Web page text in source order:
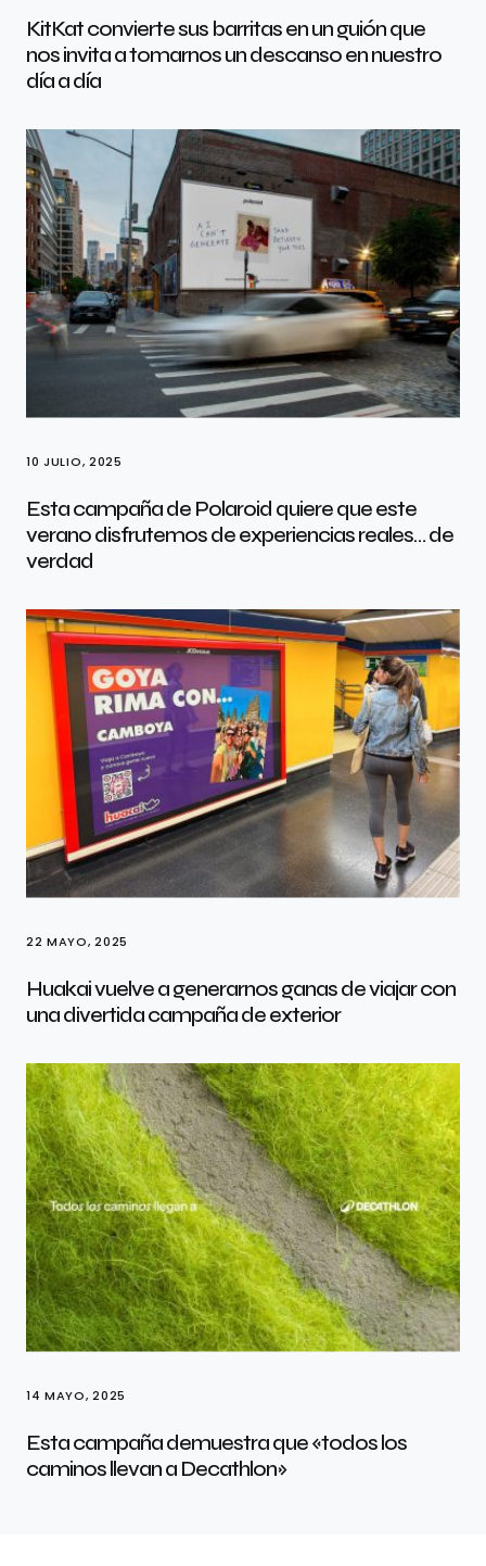
KitKat convierte sus barritas en un guión que
nos invita a tomarnos un descanso en nuestro
día a día
10 JULIO, 2025
Esta campaña de Polaroid quiere que este
verano disfrutemos de experiencias reales… de
verdad
22 MAYO, 2025
Huakai vuelve a generarnos ganas de viajar con
una divertida campaña de exterior
14 MAYO, 2025
Esta campaña demuestra que «todos los
caminos llevan a Decathlon»